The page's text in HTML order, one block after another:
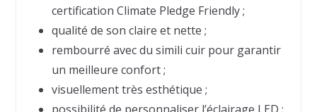
certification Climate Pledge Friendly ;
qualité de son claire et nette ;
rembourré avec du simili cuir pour garantir
un meilleure confort ;
visuellement très esthétique ;